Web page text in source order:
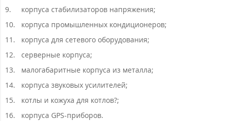
9.
корпуса стабилизаторов напряжения;
10.
корпуса промышленных кондиционеров;
11.
корпуса для сетевого оборудования;
12.
серверные корпуса;
13.
малогабаритные корпуса из металла;
14.
корпуса звуковых усилителей;
15.
котлы и кожуха для котлов?;
16.
корпуса GPS-приборов.